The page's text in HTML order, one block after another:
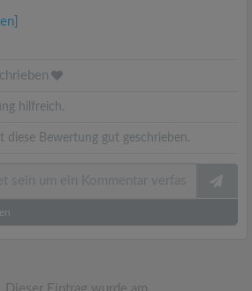
hilfreich.
diese Bewertung gut geschrieben.